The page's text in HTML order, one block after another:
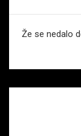
Že se nedalo